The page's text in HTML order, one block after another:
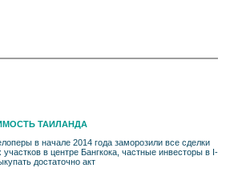
ТАИЛАНДА
в начале 2014 года заморозили все сделки
в центре Бангкока, частные инвесторы в I-
достаточно акт